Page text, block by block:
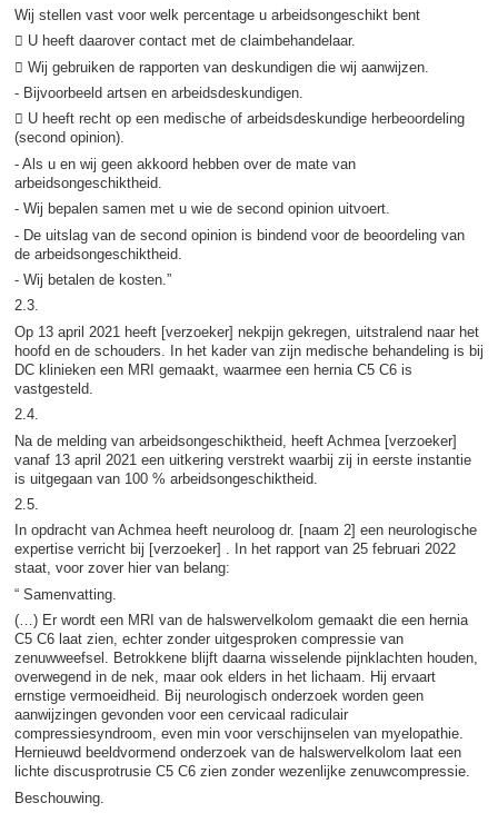
Wij stellen vast voor welk percentage u arbeidsongeschikt bent
 U heeft daarover contact met de claimbehandelaar.
 Wij gebruiken de rapporten van deskundigen die wij aanwijzen.
- Bijvoorbeeld artsen en arbeidsdeskundigen.
 U heeft recht op een medische of arbeidsdeskundige herbeoordeling
(second opinion).
- Als u en wij geen akkoord hebben over de mate van
arbeidsongeschiktheid.
- Wij bepalen samen met u wie de second opinion uitvoert.
- De uitslag van de second opinion is bindend voor de beoordeling van
de arbeidsongeschiktheid.
- Wij betalen de kosten.”
2.3.
Op 13 april 2021 heeft [verzoeker] nekpijn gekregen, uitstralend naar het
hoofd en de schouders. In het kader van zijn medische behandeling is bij
DC klinieken een MRI gemaakt, waarmee een hernia C5 C6 is
vastgesteld.
2.4.
Na de melding van arbeidsongeschiktheid, heeft Achmea [verzoeker]
vanaf 13 april 2021 een uitkering verstrekt waarbij zij in eerste instantie
is uitgegaan van 100 % arbeidsongeschiktheid.
2.5.
In opdracht van Achmea heeft neuroloog dr. [naam 2] een neurologische
expertise verricht bij [verzoeker] . In het rapport van 25 februari 2022
staat, voor zover hier van belang:
“ Samenvatting.
(…) Er wordt een MRI van de halswervelkolom gemaakt die een hernia
C5 C6 laat zien, echter zonder uitgesproken compressie van
zenuwweefsel. Betrokkene blijft daarna wisselende pijnklachten houden,
overwegend in de nek, maar ook elders in het lichaam. Hij ervaart
ernstige vermoeidheid. Bij neurologisch onderzoek worden geen
aanwijzingen gevonden voor een cervicaal radiculair
compressiesyndroom, even min voor verschijnselen van myelopathie.
Hernieuwd beeldvormend onderzoek van de halswervelkolom laat een
lichte discusprotrusie C5 C6 zien zonder wezenlijke zenuwcompressie.
Beschouwing.